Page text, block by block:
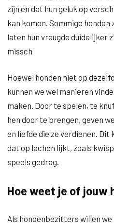
zijn en dat hun geluk op
kan komen. Sommige
laten hun vreugde duidelijker
missch
Hoewel honden niet op
kunnen we wel manieren
maken. Door te spelen, te
hen door te brengen, geven
en liefde die ze verdienen. Dit
dat op lachen lijkt, zoals
speels gedrag.
Hoe weet je of jouw
Als hondenbezitters willen